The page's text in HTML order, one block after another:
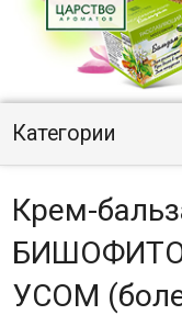
Категории
Крем-
УСОМ